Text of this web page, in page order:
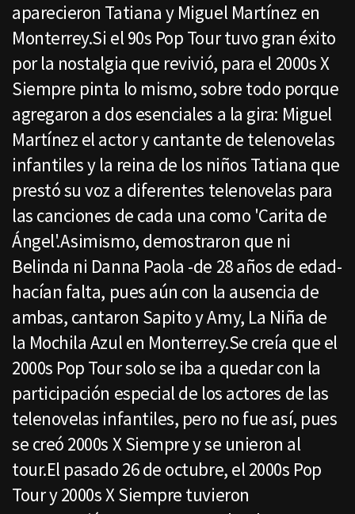
aparecieron Tatiana y Miguel Martínez en
Monterrey.Si el 90s Pop Tour tuvo gran éxito
por la nostalgia que revivió, para el 2000s X
Siempre pinta lo mismo, sobre todo porque
agregaron a dos esenciales a la gira: Miguel
Martínez el actor y cantante de telenovelas
infantiles y la reina de los niños Tatiana que
prestó su voz a diferentes telenovelas para
las canciones de cada una como 'Carita de
Ángel'.Asimismo, demostraron que ni
Belinda ni Danna Paola -de 28 años de edad-
hacían falta, pues aún con la ausencia de
ambas, cantaron Sapito y Amy, La Niña de
la Mochila Azul en Monterrey.Se creía que el
2000s Pop Tour solo se iba a quedar con la
participación especial de los actores de las
telenovelas infantiles, pero no fue así, pues
se creó 2000s X Siempre y se unieron al
tour.El pasado 26 de octubre, el 2000s Pop
Tour y 2000s X Siempre tuvieron